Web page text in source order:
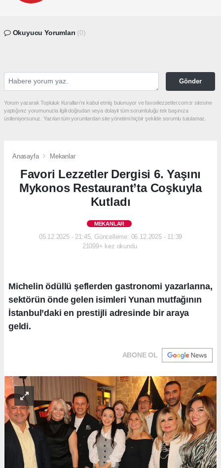
Okuyucu Yorumları (0)
Gönder
Yorum yazarak Topluluk Kuralları’nı kabul etmiş bulunuyor ve favorilezzetler.com.tr sitesine
yaptığınız yorumunuzla ilgili doğrudan veya dolaylı tüm sorumluluğu tek başınıza
üstleniyorsunuz. Yazılan tüm yorumlardan site yönetimi hiçbir şekilde sorumlu tutulamaz.
Anasayfa Mekanlar
Favori Lezzetler Dergisi 6. Yaşını
Mykonos Restaurant’ta Coşkuyla
Kutladı
MEKANLAR
05.12.2025 - 21:45, Güncelleme: 06.12.2025 - 11:39
21099+ kez okundu.
Michelin ödüllü şeflerden gastronomi yazarlarına,
sektörün önde gelen isimleri Yunan mutfağının
İstanbul’daki en prestijli adresinde bir araya
geldi.
ABONE OL